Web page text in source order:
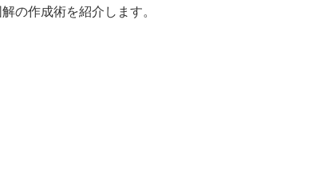
の作成術を紹介します。